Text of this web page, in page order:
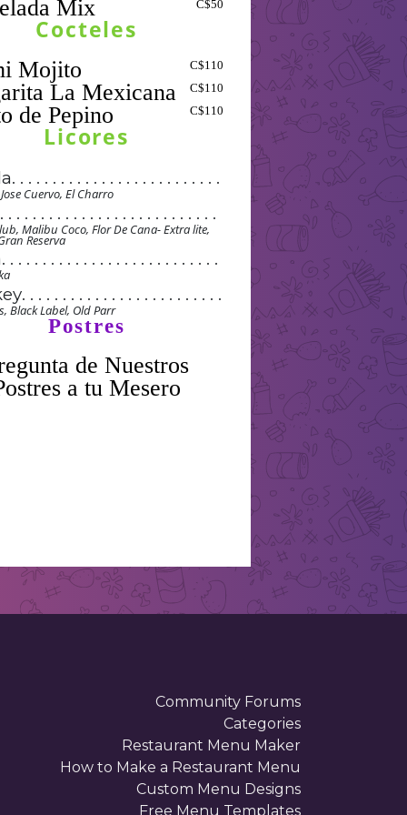
Mix C$50
C$110
La Mexicana C$110
C$110
. . . . . . . . . . . . . . . . . . . . . . . . . .
. . . . . . . . . . . . . . . . . . . . . . . . . .
. . . . . . . . . . . . . . . . . . . . . . . . . .
. . . . . . . . . . . . . . . . . . . . . . . . . .
. . . . . . . . . . . . . . . . . . . . . . . . . .
. . . . . . . . . . . . . . . . . . . . . . . . . .
. . . . . . . . . . . . . . . . . . . . . . . . . .
. . . . . . . . . . . . . . . . . . . . . . . . . .
. . . . . . . . . . . . . . . . . . . . . . . . . .
. . . . . . . . . . . . . . . . . . . . . . . . . .
. . . . . . . . . . . . . . . . . . . . . . . . . .
. . . . . . . . . . . . . . . . . . . . . . . . . .
. . . . . . . . . . . . . . . . . . . . . . . . . .
. . . . . . . . . . . . . . . . . . . . . . . .
Cuervo, El Charro
. . . . . . . . . . . . . . . . . . . . . . . . . .
. . . . . . . . . . . . . . . . . . . . . . . . . .
. . . . . . . . . . . . . . . . . . . . . . . . . .
. . . . . . . . . . . . . . . . . . . . . . . . . .
. . . . . . . . . . . . . . . . . . . . . . . . . .
. . . . . . . . . . . . . . . . . . . . . . . . . .
. . . . . . . . . . . . . . . . . . . . . . . . . .
. . . . . . . . . . . . . . . . . . . . . . . . . . .
. . . . . . . . . . . . . . . . . . . . . . . . . .
. . . . . . . . . . . . . . . . . . . . . . . . . .
. . . . . . . . . . . . . . . . . . . . . . . . . . .
. . . . . . . . . . . . . . . . . . . . . . . . . .
. . . . . . . . . . . . . . . . . . . . . . . . . . .
.
Malibu Coco, Flor De Cana- Extra lite,
Reserva
. . . . . . . . . . . . . . . . . . . . . . . . . . .
. . . . . . . . . . . . . . . . . . . . . . . . . . .
. . . . . . . . . . . . . . . . . . . . . . . . . . .
. . . . . . . . . . . . . . . . . . . . . . . . . . .
. . . . . . . . . . . . . . . . . . . . . . . . . . .
. . . . . . . . . . . . . . . . . . . . . . . . . . .
. . . . . . . . . . . . . . . . . . . . . . . . . . .
. . . . . . . . . . . . . . . . . . . . . . . . . . .
. . . . . . . . . . . . . . . . . . . . . . . . . . .
. . . . . . . . . . . . . . . . . . . . . . . . . . .
. . . . . . . . . . . . . . . . . . . . . . . . . . .
. . . . . . . . . . . . . . . . . . . . . . . . . . .
. . . . . . . . . . . . . . . . . . . . . . . . .
. . . . . . . . . . . . . . . . . . . . . . . . .
. . . . . . . . . . . . . . . . . . . . . . . . .
. . . . . . . . . . . . . . . . . . . . . . . . .
. . . . . . . . . . . . . . . . . . . . . . . . .
. . . . . . . . . . . . . . . . . . . . . . . . .
. . . . . . . . . . . . . . . . . . . . . . . . .
. . . . . . . . . . . . . . . . . . . . . . . . .
. . . . . . . . . . . . . . . . . . . . . . . . .
. . . . . . . . . . . . . . . . . . . . . . . . .
. . . . . . . . . . . . . . . . . . . . . . . . .
Black Label, Old Parr
Postres
de Nuestros
a tu Mesero
Community Forums
Categories
Restaurant Menu Maker
How to Make a Restaurant Menu
Custom Menu Designs
Free Menu Templates